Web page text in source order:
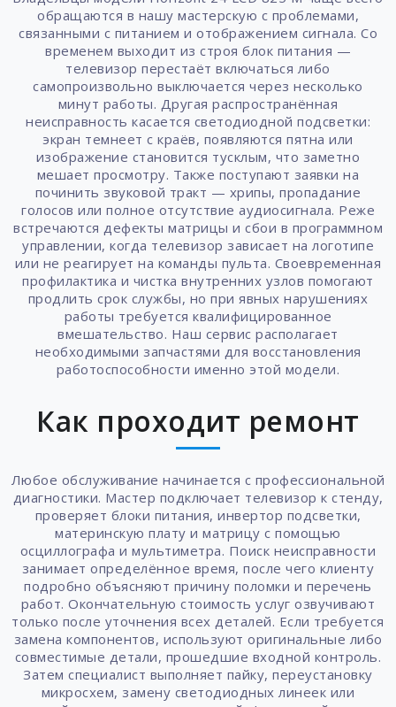
обращаются в нашу мастерскую с проблемами,
связанными с питанием и отображением сигнала. Со
временем выходит из строя блок питания —
телевизор перестаёт включаться либо
самопроизвольно выключается через несколько
минут работы. Другая распространённая
неисправность касается светодиодной подсветки:
экран темнеет с краёв, появляются пятна или
изображение становится тусклым, что заметно
мешает просмотру. Также поступают заявки на
починить звуковой тракт — хрипы, пропадание
голосов или полное отсутствие аудиосигнала. Реже
встречаются дефекты матрицы и сбои в программном
управлении, когда телевизор зависает на логотипе
или не реагирует на команды пульта. Своевременная
профилактика и чистка внутренних узлов помогают
продлить срок службы, но при явных нарушениях
работы требуется квалифицированное
вмешательство. Наш сервис располагает
необходимыми запчастями для восстановления
работоспособности именно этой модели.
Как проходит ремонт
Любое обслуживание начинается с профессиональной
диагностики. Мастер подключает телевизор к стенду,
проверяет блоки питания, инвертор подсветки,
материнскую плату и матрицу с помощью
осциллографа и мультиметра. Поиск неисправности
занимает определённое время, после чего клиенту
подробно объясняют причину поломки и перечень
работ. Окончательную стоимость услуг озвучивают
только после уточнения всех деталей. Если требуется
замена компонентов, используют оригинальные либо
совместимые детали, прошедшие входной контроль.
Затем специалист выполняет пайку, переустановку
микросхем, замену светодиодных линеек или